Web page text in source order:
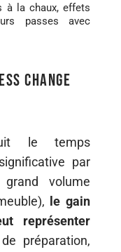
à la chaux, effets
passes avec
change
le temps
par
volume
le gain
représenter
préparation,